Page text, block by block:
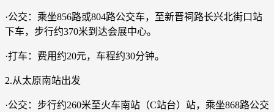
·公交：乘坐856路或804路公交车，至新晋祠路长兴北街口站
下车，步行约370米到达会展中心。
·打车：费用约20元，车程约30分钟。
2.从太原南站出发
·公交：步行约260米至火车南站（C站台）站，乘坐868路公交